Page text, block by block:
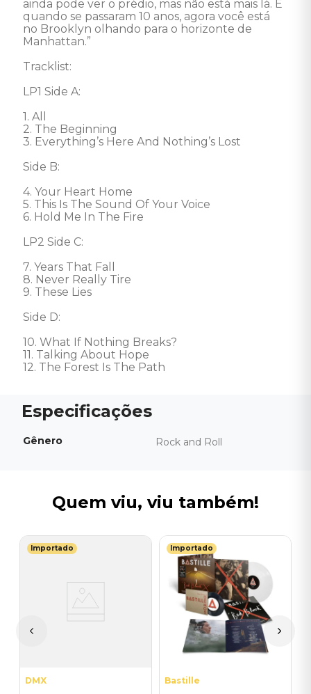
ainda pode ver o prédio, mas não está mais lá. E
quando se passaram 10 anos, agora você está
no Brooklyn olhando para o horizonte de
Manhattan.”
Tracklist:
LP1 Side A:
1. All
2. The Beginning
3. Everything’s Here And Nothing’s Lost
Side B:
4. Your Heart Home
5. This Is The Sound Of Your Voice
6. Hold Me In The Fire
LP2 Side C:
7. Years That Fall
8. Never Really Tire
9. These Lies
Side D:
10. What If Nothing Breaks?
11. Talking About Hope
12. The Forest Is The Path
Gênero Rock and Roll
Quem viu, viu também!
Importado
DMX
Importado
Bastille